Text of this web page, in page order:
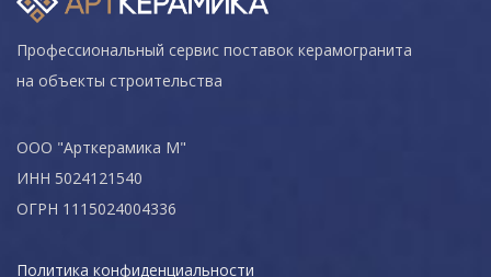
Профессиональный сервис поставок керамогранита
на объекты строительства
ООО "Арткерамика М"
ИНН 5024121540
ОГРН 1115024004336
Политика конфиденциальности